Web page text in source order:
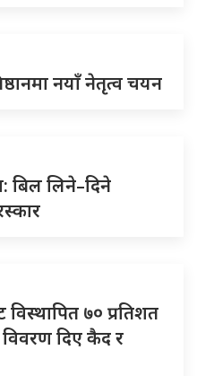
नयाँ नेतृत्व चयन
बिल लिने–दिने
७० प्रतिशत
दिए कैद र